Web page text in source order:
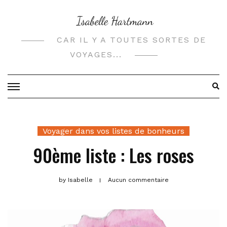
CAR IL Y A TOUTES SORTES DE
VOYAGES...
Voyager dans vos listes de bonheurs
90ème liste : Les roses
byIsabelle Aucun commentaire